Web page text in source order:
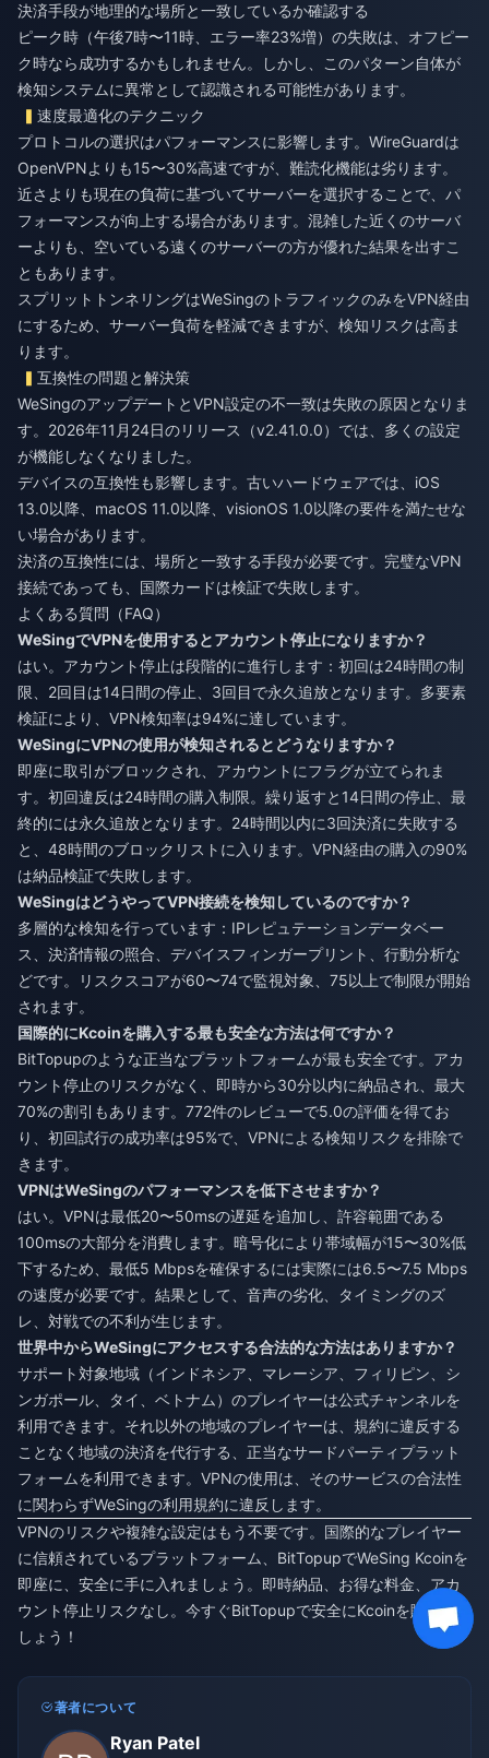
決済手段が地理的な場所と一致しているか確認する
ピーク時（午後7時〜11時、エラー率23%増）の失敗は、オフピー
ク時なら成功するかもしれません。しかし、このパターン自体が
検知システムに異常として認識される可能性があります。
速度最適化のテクニック
プロトコルの選択はパフォーマンスに影響します。WireGuardは
OpenVPNよりも15〜30%高速ですが、難読化機能は劣ります。
近さよりも現在の負荷に基づいてサーバーを選択することで、パ
フォーマンスが向上する場合があります。混雑した近くのサーバ
ーよりも、空いている遠くのサーバーの方が優れた結果を出すこ
ともあります。
スプリットトンネリングはWeSingのトラフィックのみをVPN経由
にするため、サーバー負荷を軽減できますが、検知リスクは高ま
ります。
互換性の問題と解決策
WeSingのアップデートとVPN設定の不一致は失敗の原因となりま
す。2026年11月24日のリリース（v2.41.0.0）では、多くの設定
が機能しなくなりました。
デバイスの互換性も影響します。古いハードウェアでは、iOS
13.0以降、macOS 11.0以降、visionOS 1.0以降の要件を満たせな
い場合があります。
決済の互換性には、場所と一致する手段が必要です。完璧なVPN
接続であっても、国際カードは検証で失敗します。
よくある質問（FAQ）
WeSingでVPNを使用するとアカウント停止になりますか？
はい。アカウント停止は段階的に進行します：初回は24時間の制
限、2回目は14日間の停止、3回目で永久追放となります。多要素
検証により、VPN検知率は94%に達しています。
WeSingにVPNの使用が検知されるとどうなりますか？
即座に取引がブロックされ、アカウントにフラグが立てられま
す。初回違反は24時間の購入制限。繰り返すと14日間の停止、最
終的には永久追放となります。24時間以内に3回決済に失敗する
と、48時間のブロックリストに入ります。VPN経由の購入の90%
は納品検証で失敗します。
WeSingはどうやってVPN接続を検知しているのですか？
多層的な検知を行っています：IPレピュテーションデータベー
ス、決済情報の照合、デバイスフィンガープリント、行動分析な
どです。リスクスコアが60〜74で監視対象、75以上で制限が開始
されます。
国際的にKcoinを購入する最も安全な方法は何ですか？
BitTopupのような正当なプラットフォームが最も安全です。アカ
ウント停止のリスクがなく、即時から30分以内に納品され、最大
70%の割引もあります。772件のレビューで5.0の評価を得てお
り、初回試行の成功率は95%で、VPNによる検知リスクを排除で
きます。
VPNはWeSingのパフォーマンスを低下させますか？
はい。VPNは最低20〜50msの遅延を追加し、許容範囲である
100msの大部分を消費します。暗号化により帯域幅が15〜30%低
下するため、最低5 Mbpsを確保するには実際には6.5〜7.5 Mbps
の速度が必要です。結果として、音声の劣化、タイミングのズ
レ、対戦での不利が生じます。
世界中からWeSingにアクセスする合法的な方法はありますか？
サポート対象地域（インドネシア、マレーシア、フィリピン、シ
ンガポール、タイ、ベトナム）のプレイヤーは公式チャンネルを
利用できます。それ以外の地域のプレイヤーは、規約に違反する
ことなく地域の決済を代行する、正当なサードパーティプラット
フォームを利用できます。VPNの使用は、そのサービスの合法性
に関わらずWeSingの利用規約に違反します。
VPNのリスクや複雑な設定はもう不要です。国際的なプレイヤー
に信頼されているプラットフォーム、BitTopupでWeSing Kcoinを
即座に、安全に手に入れましょう。即時納品、お得な料金、アカ
ウント停止リスクなし。今すぐBitTopupで安全にKcoinを購入しま
しょう！
著者について
Ryan Patel